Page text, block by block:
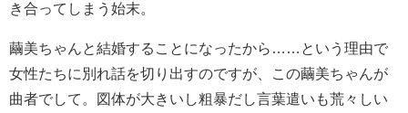
き合ってしまう始末。
繭美ちゃんと結婚することになったから……という理由で
女性たちに別れ話を切り出すのですが、この繭美ちゃんが
曲者でして。図体が大きいし粗暴だし言葉遣いも荒々しい